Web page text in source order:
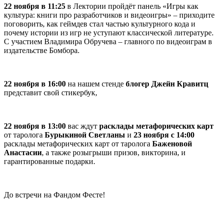
22 ноября в 11:25 в Лектории пройдёт панель «Игры как
культура: книги про разработчиков и видеоигры» – приходите
поговорить, как геймдев стал частью культурного кода и
почему истории из игр не уступают классической литературе.
C участием Владимира Обручева – главного по видеоиграм в
издательстве Бомбора.
22 ноября в 16:00 на нашем стенде блогер Джейн Кравитц
представит свой стикербук,
22 ноября в 13:00 вас ждут расклады метафорических карт
от таролога Бурыкиной Светланы и 23 ноября с 14:00
расклады метафорических карт от таролога Баженовой
Анастасии, а также розыгрыши призов, викторина, и
гарантированные подарки.
До встречи на Фандом Фесте!